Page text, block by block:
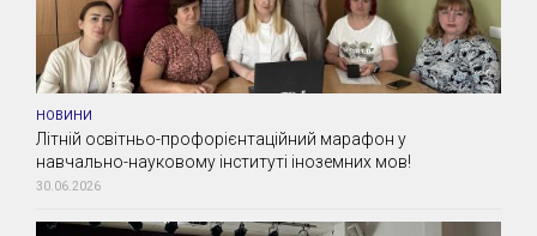
НОВИНИ
Літній освітньо-профорієнтаційний марафон у
навчально-науковому інституті іноземних мов!
30.06.2026